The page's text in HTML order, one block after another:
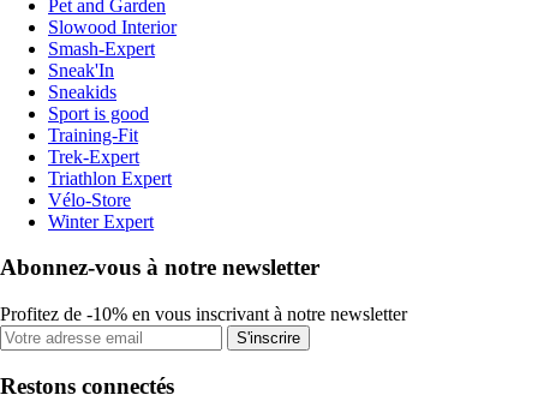
Pet and Garden
Slowood Interior
Smash-Expert
Sneak'In
Sneakids
Sport is good
Training-Fit
Trek-Expert
Triathlon Expert
Vélo-Store
Winter Expert
Abonnez-vous à notre newsletter
Profitez de -10% en vous inscrivant à notre newsletter
S'inscrire
Restons connectés